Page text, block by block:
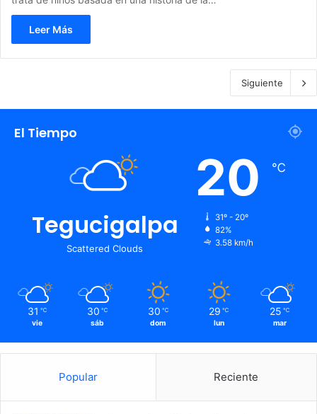
Leer Más
Siguiente
El Tiempo
Tegucigalpa
Scattered Clouds
20 ℃
31º - 20º
82%
3.58 km/h
31 ℃
vie
30 ℃
sáb
30 ℃
dom
29 ℃
lun
25 ℃
mar
Popular Reciente